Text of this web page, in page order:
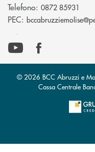
Telefono: 0872 85931
PEC:
© 2026 BCC Abruzzi e
Cassa Centrale